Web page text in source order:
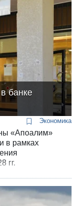
банке
Экономика
«Апоалим»
в рамках
гг.